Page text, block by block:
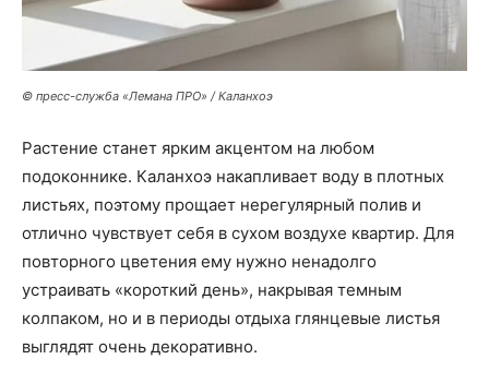
© пресс-служба «Лемана ПРО» / Каланхоэ
Растение станет ярким акцентом на любом
подоконнике. Каланхоэ накапливает воду в плотных
листьях, поэтому прощает нерегулярный полив и
отлично чувствует себя в сухом воздухе квартир. Для
повторного цветения ему нужно ненадолго
устраивать «короткий день», накрывая темным
колпаком, но и в периоды отдыха глянцевые листья
выглядят очень декоративно.